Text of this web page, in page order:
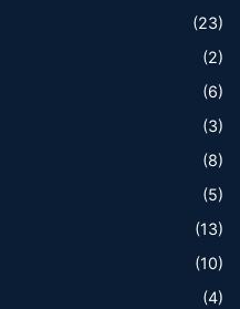
(23)
(2)
(6)
(3)
(8)
(5)
(13)
(10)
(4)